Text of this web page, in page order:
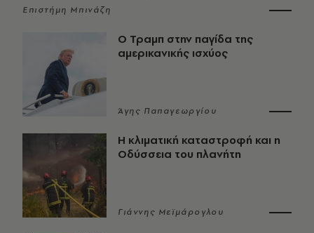
Επιστήμη Μπινάζη
Ο Τραμπ στην παγίδα της
αμερικανικής ισχύος
Άγης Παπαγεωργίου
Η κλιματική καταστροφή και η
Οδύσσεια του πλανήτη
Γιάννης Μεϊμάρογλου